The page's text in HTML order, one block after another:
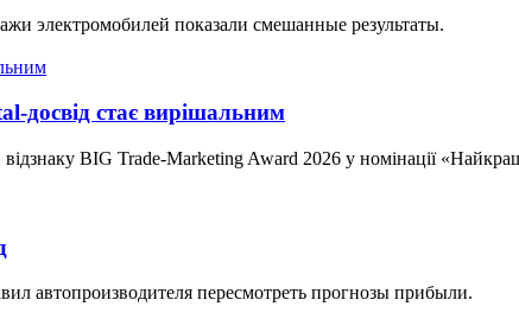
электромобилей показали смешанные результаты.
досвід стає вирішальним
BIG Trade-Marketing Award 2026 у номінації
автопроизводителя пересмотреть прогнозы прибыли.